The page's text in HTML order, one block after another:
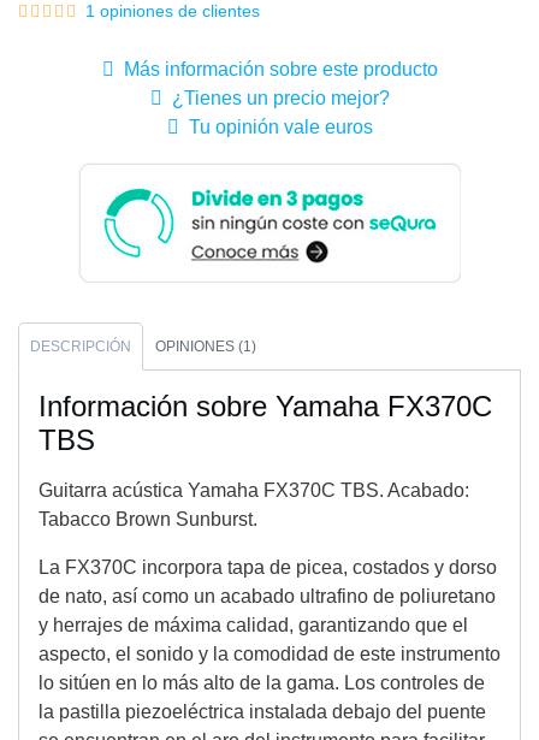
1 opiniones de clientes
Más información sobre este producto
¿Tienes un precio mejor?
Tu opinión vale euros
DESCRIPCIÓN OPINIONES (1)
Información sobre Yamaha FX370C
TBS
Guitarra acústica Yamaha FX370C TBS. Acabado:
Tabacco Brown Sunburst.
La FX370C incorpora tapa de picea, costados y dorso
de nato, así como un acabado ultrafino de poliuretano
y herrajes de máxima calidad, garantizando que el
aspecto, el sonido y la comodidad de este instrumento
lo sitúen en lo más alto de la gama. Los controles de
la pastilla piezoeléctrica instalada debajo del puente